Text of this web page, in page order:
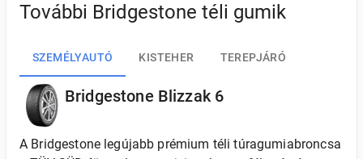
További Bridgestone téli gumik
SZEMÉLYAUTÓ KISTEHER TEREPJÁRÓ
Bridgestone Blizzak 6
A Bridgestone legújabb prémium téli túragumiabroncsa